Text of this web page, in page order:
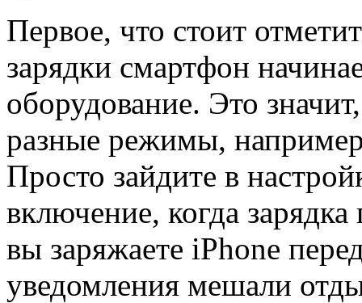
Первое, что стоит
зарядки смартфон
оборудование. Это
разные режимы,
Просто зайдите в
включение, когда
вы заряжаете iPhone
уведомления мешали